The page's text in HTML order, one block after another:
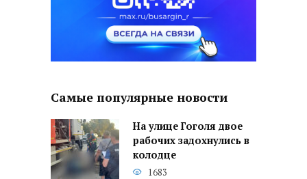
Самые популярные новости
На улице Гоголя двое
рабочих задохнулись в
колодце
1683